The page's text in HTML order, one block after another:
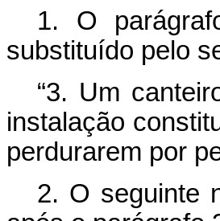
1. O
substituído pelo
“3. Um
instalação
perdurarem por
2. O seguinte